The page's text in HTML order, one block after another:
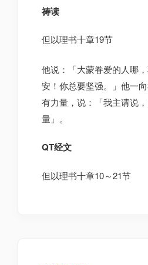
祷读
但以理书十章19节
他说：「大蒙眷爱的人哪
安！你总要坚强。」他一
有力量，说：「我主请说
量」。
QT经文
但以理书十章10～21节